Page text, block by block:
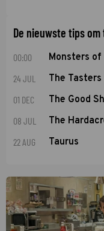
De nieuwste tips
00:00 Monsters of
24 JUL The Tasters
01 DEC The Good
08 JUL The
22 AUG Taurus